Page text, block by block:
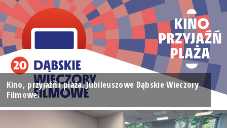
Kino, przyjaźń i plaża. Jubileuszowe Dąbskie Wieczory
Filmowe.